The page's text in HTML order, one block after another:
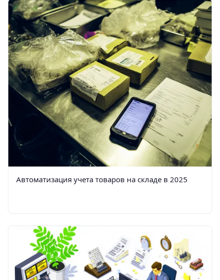
Автоматизация учета товаров на складе в 2025